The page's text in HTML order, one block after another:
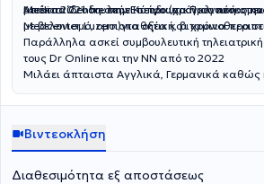
μετέκπαίδευση στην Επείγουσα
Medical Centre στην Κύπρο.(χρόνιος πόνος
με βελονισμό, ομοιοπαθητική,
Από το 2021 δουλεύει σε ιδιωτική κλινική
Medcenter Luzern)για οξέα και χρόνια
Παράλληλα ασκεί συμβουλευτική
τους Dr Online και την NN από το 2022
Μιλάει άπταιστα Αγγλικά, Γερμανικά καθώς
Βιντεοκλήση
Διαθεσιμότητα εξ αποστάσεως